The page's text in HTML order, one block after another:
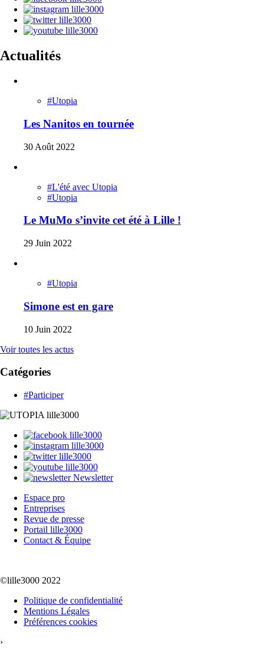
Actualités
#Utopia
Les Nanitos en tournée
30 Août 2022
#L'été avec Utopia
#Utopia
Le MuMo s’invite cet été à Lille !
29 Juin 2022
#Utopia
Simone est en gare
10 Juin 2022
Voir toutes les actus
Catégories
#Participer
Newsletter
Espace pro
Entreprises
Revue de presse
Portail lille3000
Contact & Équipe
©lille3000 2022
Politique de confidentialité
Mentions Légales
Préférences cookies
›